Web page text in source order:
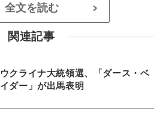
全文を読む >
関連記事
ウクライナ大統領選、「ダース・ベ
イダー」が出馬表明